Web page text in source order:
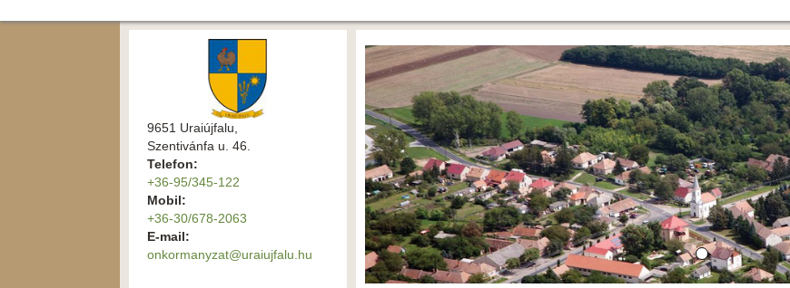
9651 Uraiújfalu,
Szentivánfa u. 46.
Telefon:
+36-95/345-122
Mobil:
+36-30/678-2063
E-mail:
onkormanyzat@uraiujfalu.hu